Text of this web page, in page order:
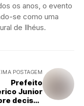
os anos, o evento
se como uma
de Ilhéus.
POSTAGEM
Prefeito
Junior
decisão